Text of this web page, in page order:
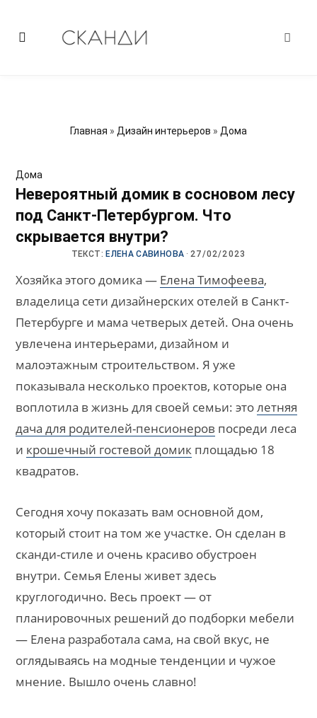
Главная » Дизайн интерьеров » Дома
Дома
Невероятный домик в сосновом лесу
под Санкт-Петербургом. Что
скрывается внутри?
ТЕКСТ: ЕЛЕНА САВИНОВА ·27/02/2023
Хозяйка этого домика — Елена Тимофеева,
владелица сети дизайнерских отелей в Санкт-
Петербурге и мама четверых детей. Она очень
увлечена интерьерами, дизайном и
малоэтажным строительством. Я уже
показывала несколько проектов, которые она
воплотила в жизнь для своей семьи: этолетняя
дача для родителей-пенсионеров посреди леса
и крошечный гостевой домик площадью 18
квадратов.
Сегодня хочу показать вам основной дом,
который стоит на том же участке. Он сделан в
сканди-стиле и очень красиво обустроен
внутри. Семья Елены живет здесь
круглогодично. Весь проект — от
планировочных решений до подборки мебели
— Елена разработала сама, на свой вкус, не
оглядываясь на модные тенденции и чужое
мнение. Вышло очень славно!